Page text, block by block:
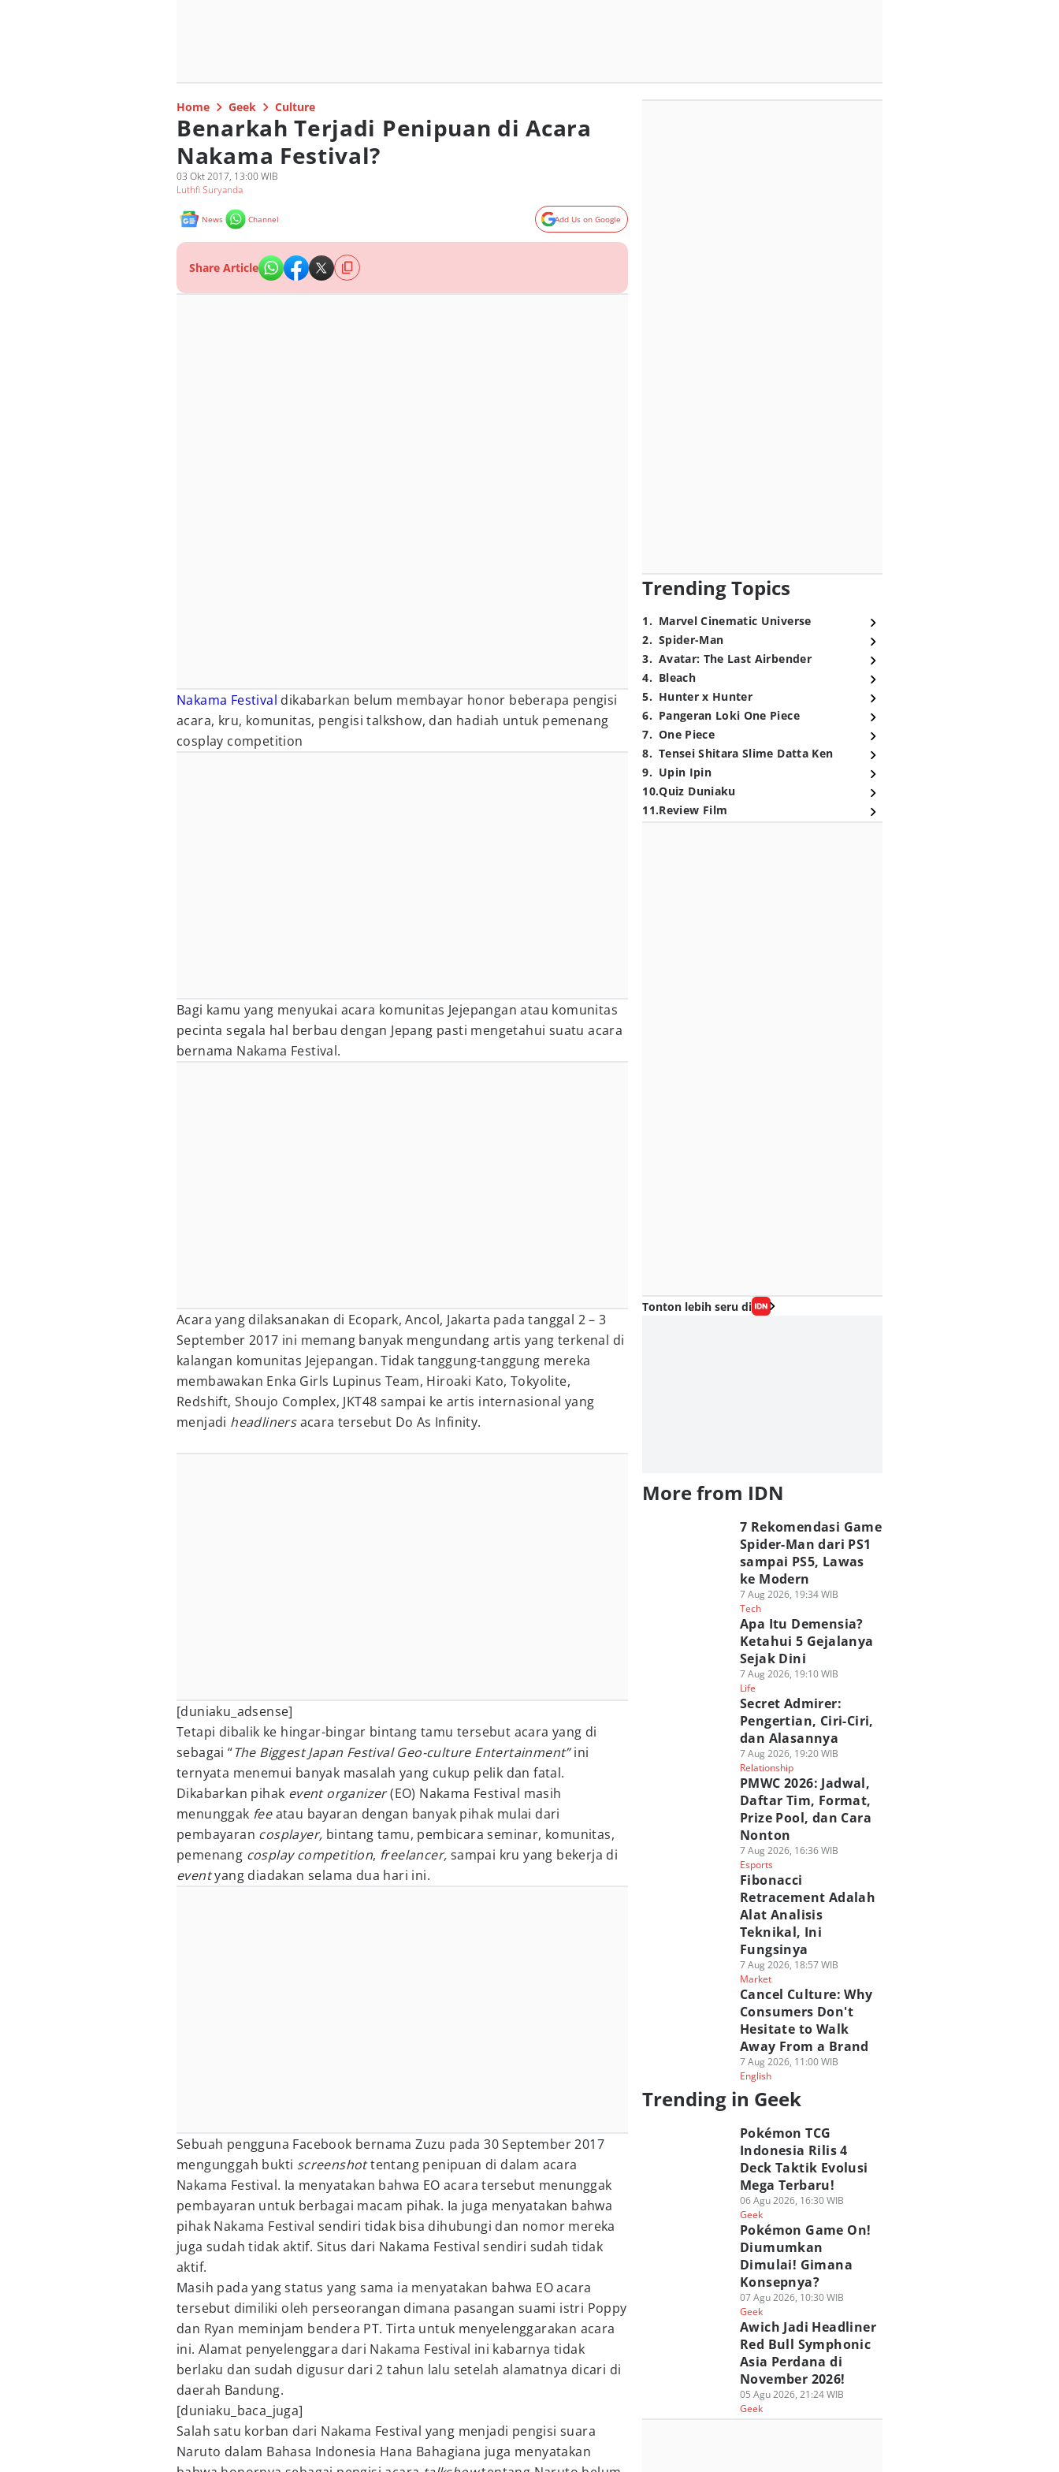
Home Geek Culture
Benarkah Terjadi Penipuan di Acara
Nakama Festival?
03 Okt 2017, 13:00 WIB
Luthfi Suryanda
News Channel Add Us on Google
Share Article
Nakama Festival dikabarkan belum membayar honor beberapa pengisi
acara, kru, komunitas, pengisi talkshow, dan hadiah untuk pemenang
cosplay competition
Bagi kamu yang menyukai acara komunitas Jejepangan atau komunitas
pecinta segala hal berbau dengan Jepang pasti mengetahui suatu acara
bernama Nakama Festival.
Acara yang dilaksanakan di Ecopark, Ancol, Jakarta pada tanggal 2 – 3
September 2017 ini memang banyak mengundang artis yang terkenal di
kalangan komunitas Jejepangan. Tidak tanggung-tanggung mereka
membawakan Enka Girls Lupinus Team, Hiroaki Kato, Tokyolite,
Redshift, Shoujo Complex, JKT48 sampai ke artis internasional yang
menjadi headlinersacara tersebut Do As Infinity.
[duniaku_adsense]
Tetapi dibalik ke hingar-bingar bintang tamu tersebut acara yang di
sebagai “The Biggest Japan Festival Geo-culture Entertainment”ini
ternyata menemui banyak masalah yang cukup pelik dan fatal.
Dikabarkan pihak event organizer(EO) Nakama Festival masih
menunggak feeatau bayaran dengan banyak pihak mulai dari
pembayaran cosplayer, bintang tamu, pembicara seminar, komunitas,
pemenang cosplay competition, freelancer, sampai kru yang bekerja di
eventyang diadakan selama dua hari ini.
Sebuah pengguna Facebook bernama Zuzu pada 30 September 2017
mengunggah bukti screenshottentang penipuan di dalam acara
Nakama Festival. Ia menyatakan bahwa EO acara tersebut menunggak
pembayaran untuk berbagai macam pihak. Ia juga menyatakan bahwa
pihak Nakama Festival sendiri tidak bisa dihubungi dan nomor mereka
juga sudah tidak aktif. Situs dari Nakama Festival sendiri sudah tidak
aktif.
Masih pada yang status yang sama ia menyatakan bahwa EO acara
tersebut dimiliki oleh perseorangan dimana pasangan suami istri Poppy
dan Ryan meminjam bendera PT. Tirta untuk menyelenggarakan acara
ini. Alamat penyelenggara dari Nakama Festival ini kabarnya tidak
berlaku dan sudah digusur dari 2 tahun lalu setelah alamatnya dicari di
daerah Bandung.
[duniaku_baca_juga]
Salah satu korban dari Nakama Festival yang menjadi pengisi suara
Naruto dalam Bahasa Indonesia Hana Bahagiana juga menyatakan
Trending Topics
1. Marvel Cinematic Universe
2. Spider-Man
3. Avatar: The Last Airbender
4. Bleach
5. Hunter x Hunter
6. Pangeran Loki One Piece
7. One Piece
8. Tensei Shitara Slime Datta Ken
9. Upin Ipin
10.Quiz Duniaku
11.Review Film
Tonton lebih seru di
More from IDN
7 Rekomendasi Game
Spider-Man dari PS1
sampai PS5, Lawas
ke Modern
7 Aug 2026, 19:34 WIB
Tech
Apa Itu Demensia?
Ketahui 5 Gejalanya
Sejak Dini
7 Aug 2026, 19:10 WIB
Life
Secret Admirer:
Pengertian, Ciri-Ciri,
dan Alasannya
7 Aug 2026, 19:20 WIB
Relationship
PMWC 2026: Jadwal,
Daftar Tim, Format,
Prize Pool, dan Cara
Nonton
7 Aug 2026, 16:36 WIB
Esports
Fibonacci
Retracement Adalah
Alat Analisis
Teknikal, Ini
Fungsinya
7 Aug 2026, 18:57 WIB
Market
Cancel Culture: Why
Consumers Don't
Hesitate to Walk
Away From a Brand
7 Aug 2026, 11:00 WIB
English
Trending in Geek
Pokémon TCG
Indonesia Rilis 4
Deck Taktik Evolusi
Mega Terbaru!
06 Agu 2026, 16:30 WIB
Geek
Pokémon Game On!
Diumumkan
Dimulai! Gimana
Konsepnya?
07 Agu 2026, 10:30 WIB
Geek
Awich Jadi Headliner
Red Bull Symphonic
Asia Perdana di
November 2026!
05 Agu 2026, 21:24 WIB
Geek